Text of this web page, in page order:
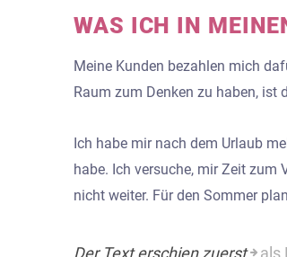
WAS ICH IN
Meine Kunden bezahlen mich
Raum zum Denken zu haben, ist
Ich habe mir nach dem Urlaub
habe. Ich versuche, mir Zeit zum
nicht weiter. Für den Sommer
Der Text erschien zuerst als